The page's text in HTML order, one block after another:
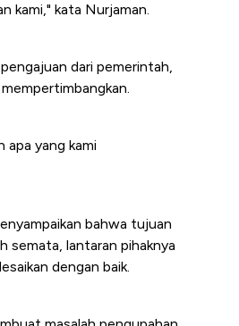
kami," kata Nurjaman.
dari pemerintah,
apa yang kami
bahwa tujuan
semata, lantaran pihaknya
dengan baik.